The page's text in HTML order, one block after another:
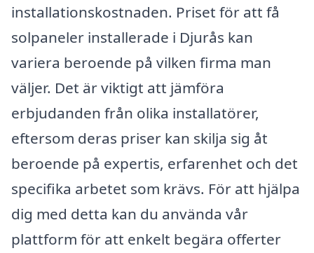
installationskostnaden. Priset för att få
solpaneler installerade i Djurås kan
variera beroende på vilken firma man
väljer. Det är viktigt att jämföra
erbjudanden från olika installatörer,
eftersom deras priser kan skilja sig åt
beroende på expertis, erfarenhet och det
specifika arbetet som krävs. För att hjälpa
dig med detta kan du använda vår
plattform för att enkelt begära offerter